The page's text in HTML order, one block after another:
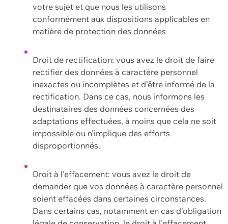
votre sujet et que nous les utilisons
conformément aux dispositions applicables en
matière de protection des données
Droit de rectification: vous avez le droit de faire
rectifier des données à caractère personnel
inexactes ou incomplètes et d'être informé de la
rectification. Dans ce cas, nous informons les
destinataires des données concernées des
adaptations effectuées, à moins que cela ne soit
impossible ou n'implique des efforts
disproportionnés.
Droit à l'effacement: vous avez le droit de
demander que vos données à caractère personnel
soient effacées dans certaines circonstances.
Dans certains cas, notamment en cas d'obligation